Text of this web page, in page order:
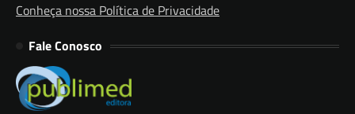
Conheça nossa Política de Privacidade
Fale Conosco